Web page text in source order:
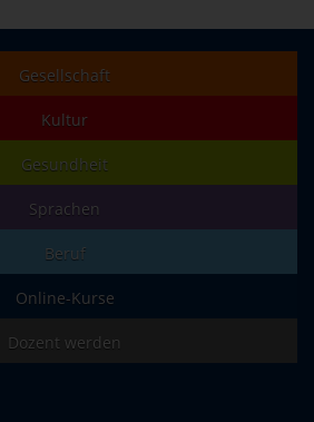
Gesellschaft
Kultur
Gesundheit
Sprachen
Beruf
Online-Kurse
Dozent werden